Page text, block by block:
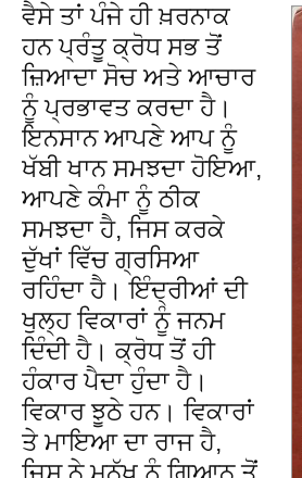
ਵੈਸੇ ਤਾਂ ਪੰਜੇ ਹੀ ਖ਼ਰਨਾਕ
ਹਨ ਪ੍ਰੰਤੂ ਕ੍ਰੋਧ ਸਭ ਤੋਂ
ਜ਼ਿਆਦਾ ਸੋਚ ਅਤੇ ਆਚਾਰ
ਨੂੰ ਪ੍ਰਭਾਵਤ ਕਰਦਾ ਹੈ।
ਇਨਸਾਨ ਆਪਣੇ ਆਪ ਨੂੰ
ਖੱਬੀ ਖਾਨ ਸਮਝਦਾ ਹੋਇਆ,
ਆਪਣੇ ਕੰਮਾ ਨੂੰ ਠੀਕ
ਸਮਝਦਾ ਹੈ, ਜਿਸ ਕਰਕੇ
ਦੁੱਖਾਂ ਵਿੱਚ ਗ੍ਰਸਿਆ
ਰਹਿੰਦਾ ਹੈ। ਇੰਦ੍ਰੀਆਂ ਦੀ
ਖੁਲ੍ਹ ਵਿਕਾਰਾਂ ਨੂੰ ਜਨਮ
ਦਿੰਦੀ ਹੈ। ਕ੍ਰੋਧ ਤੋਂ ਹੀ
ਹੰਕਾਰ ਪੈਦਾ ਹੁੰਦਾ ਹੈ।
ਵਿਕਾਰ ਝੂਠੇ ਹਨ। ਵਿਕਾਰਾਂ
ਤੇ ਮਾਇਆ ਦਾ ਰਾਜ ਹੈ,